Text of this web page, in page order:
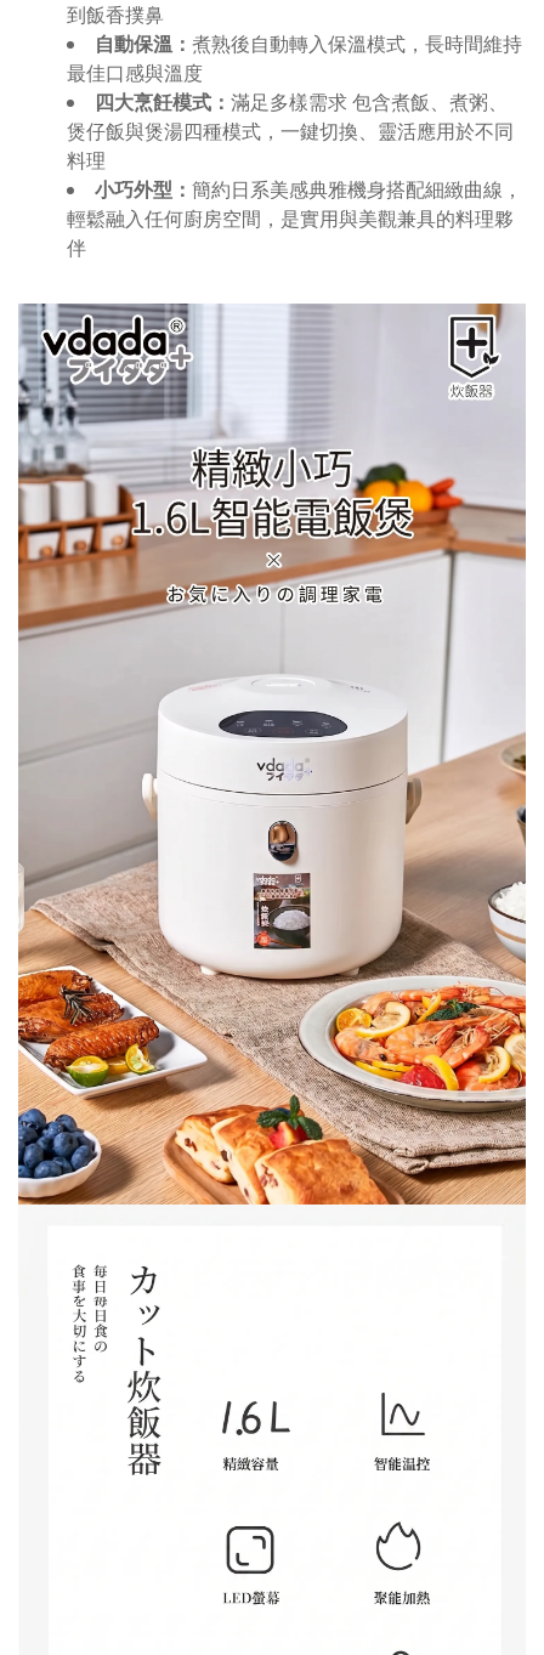
到飯香撲鼻
自動保溫： 煮熟後自動轉入保溫模式，長時間維持
最佳口感與溫度
四大烹飪模式： 滿足多樣需求 包含煮飯、煮粥、
煲仔飯與煲湯四種模式，一鍵切換、靈活應用於不同
料理
小巧外型： 簡約日系美感典雅機身搭配細緻曲線，
輕鬆融入任何廚房空間，是實用與美觀兼具的料理夥
伴